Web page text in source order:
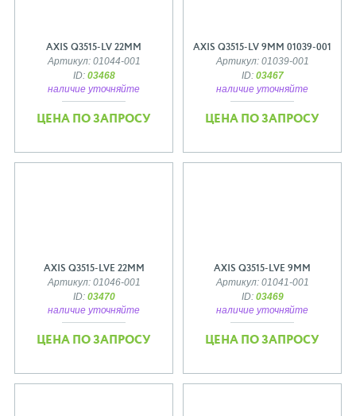
AXIS Q3515-LV 22MM
Артикул: 01044-001
ID: 03468
наличие уточняйте
ЦЕНА ПО ЗАПРОСУ
AXIS Q3515-LV 9MM 01039-001
Артикул: 01039-001
ID: 03467
наличие уточняйте
ЦЕНА ПО ЗАПРОСУ
AXIS Q3515-LVE 22MM
Артикул: 01046-001
ID: 03470
наличие уточняйте
ЦЕНА ПО ЗАПРОСУ
AXIS Q3515-LVE 9MM
Артикул: 01041-001
ID: 03469
наличие уточняйте
ЦЕНА ПО ЗАПРОСУ